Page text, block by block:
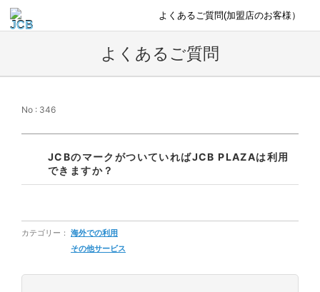
よくあるご質問(加盟店のお客様）
よくあるご質問
No : 346
JCBのマークがついていればJCB PLAZAは利用
できますか？
カテゴリー： 海外での利用
その他サービス